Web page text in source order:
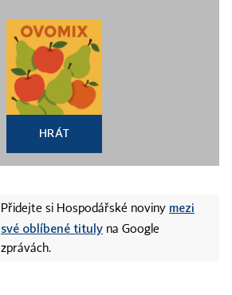
HRÁT
Přidejte si Hospodářské noviny mezi
své oblíbené tituly na Google
zprávách.